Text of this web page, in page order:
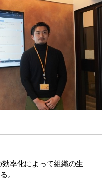
効率化によって組織の生
。